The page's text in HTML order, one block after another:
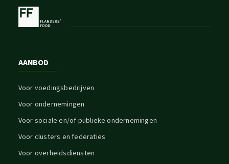
AANBOD
Voor voedingsbedrijven
Voor ondernemingen
Voor sociale en/of publieke ondernemingen
Voor clusters en federaties
Voor overheidsdiensten